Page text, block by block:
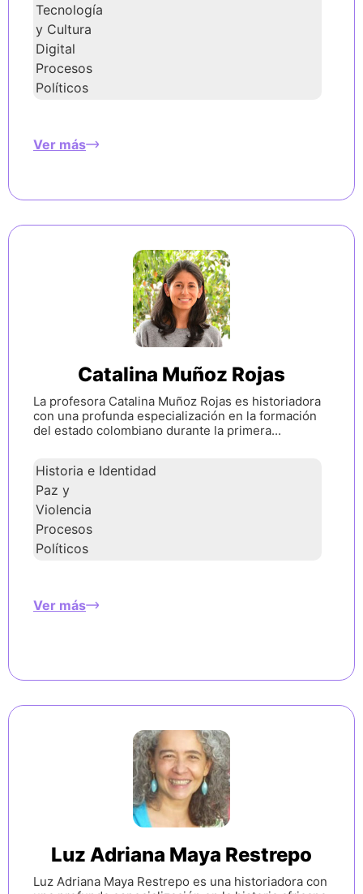
Tecnología
y Cultura
Digital
Procesos
Políticos
Ver más
Catalina Muñoz Rojas
La profesora Catalina Muñoz Rojas es historiadora
con una profunda especialización en la formación
del estado colombiano durante la primera...
Historia e Identidad
Paz y
Violencia
Procesos
Políticos
Ver más
Luz Adriana Maya Restrepo
Luz Adriana Maya Restrepo es una historiadora con